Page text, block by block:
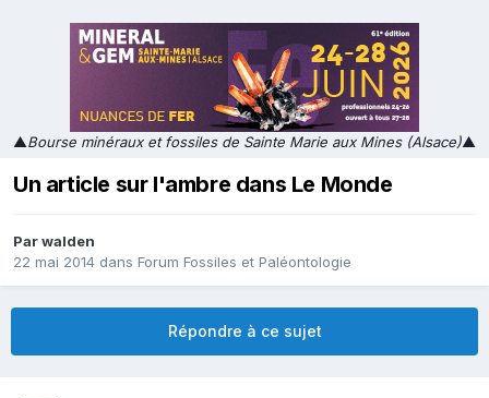
▲Bourse minéraux et fossiles de Sainte Marie aux Mines (Alsace)▲
Un article sur l'ambre dans Le Monde
Parwalden
22 mai 2014 dans Forum Fossiles et Paléontologie
Répondre à ce sujet